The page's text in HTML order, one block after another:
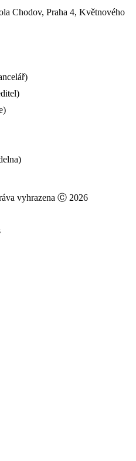
Chodov, Praha 4, Květnového
vyhrazena Ⓒ 2026